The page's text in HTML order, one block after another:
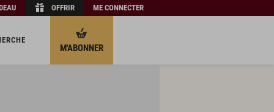
OFFRIR ME CONNECTER
M'ABONNER